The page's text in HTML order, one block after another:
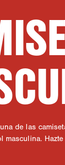
de las
masculina.